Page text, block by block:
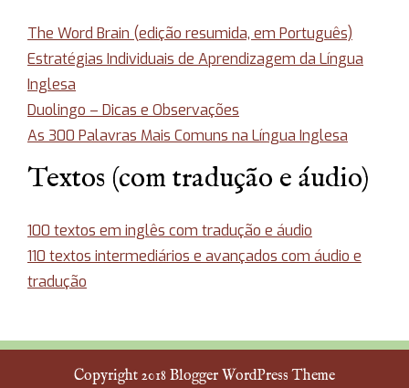
The Word Brain (edição resumida, em Português)
Estratégias Individuais de Aprendizagem da Língua
Inglesa
Duolingo – Dicas e Observações
As 300 Palavras Mais Comuns na Língua Inglesa
Textos (com tradução e áudio)
100 textos em inglês com tradução e áudio
110 textos intermediários e avançados com áudio e
tradução
Copyright 2018 Blogger WordPress Theme